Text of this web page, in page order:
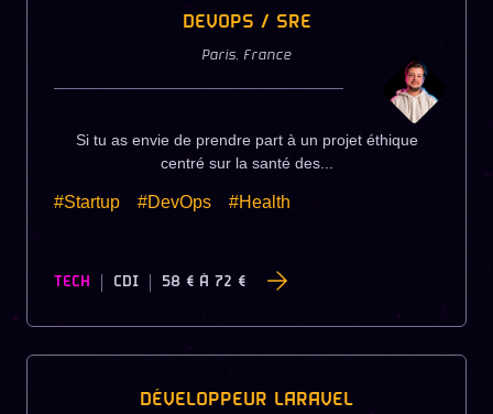
DEVOPS / SRE
Paris, France
Si tu as envie de prendre part à un projet éthique
centré sur la santé des...
#Startup #DevOps #Health
TECH CDI 58 € À 72 €
DÉVELOPPEUR LARAVEL